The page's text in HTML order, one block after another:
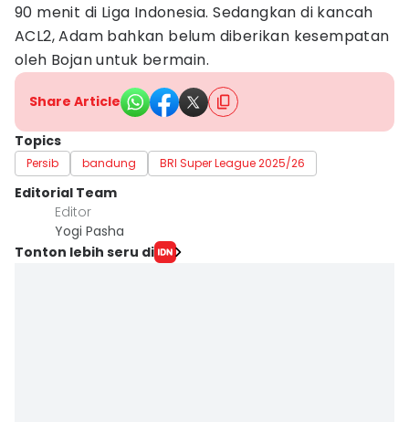
90 menit di Liga Indonesia. Sedangkan di kancah
ACL2, Adam bahkan belum diberikan kesempatan
oleh Bojan untuk bermain.
Share Article
Topics
Persib bandung BRI Super League 2025/26
Editorial Team
Editor
Yogi Pasha
Tonton lebih seru di